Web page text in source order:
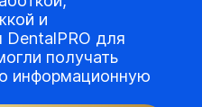
и
DentalPRO для
получать
информационную